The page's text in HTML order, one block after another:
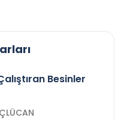
Besinler
GÜÇLÜCAN